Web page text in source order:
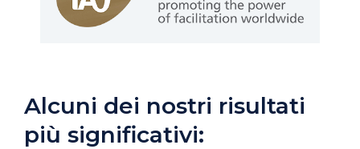
Alcuni dei nostri risultati
più significativi: